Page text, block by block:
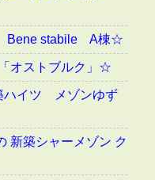
Bene stabile A棟☆
オストブルク」☆
イツ メゾンゆず
新築シャーメゾン ク